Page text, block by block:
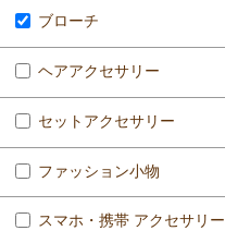
ブローチ
ヘアアクセサリー
セットアクセサリー
ファッション小物
スマホ・携帯 アクセサリー